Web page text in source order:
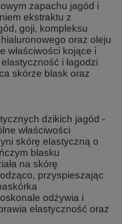
zapachu jagód i
ekstraktu z
goji, kompleksu
oraz oleju
właściwości kojące i
i łagodzi
skórze blask oraz
dzikich jagód -
właściwości
skórę elastyczną o
blasku
na skórę
przyspieszając
odżywia i
elastyczność oraz